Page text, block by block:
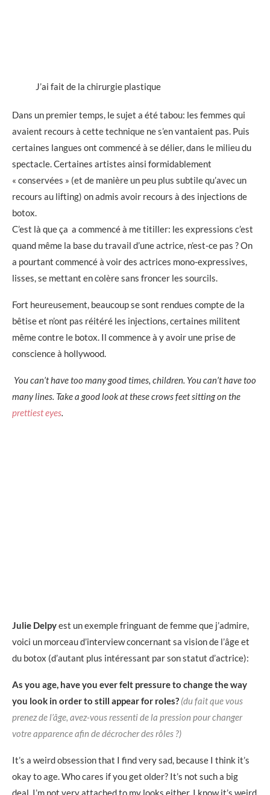
J’ai fait de la chirurgie plastique
Dans un premier temps, le sujet a été tabou: les femmes qui
avaient recours à cette technique ne s’en vantaient pas. Puis
certaines langues ont commencé à se délier, dans le milieu du
spectacle. Certaines artistes ainsi formidablement
« conservées » (et de manière un peu plus subtile qu’avec un
recours au lifting) on admis avoir recours à des injections de
botox.
C’est là que ça a commencé à me titiller: les expressions c’est
quand même la base du travail d’une actrice, n’est-ce pas ? On
a pourtant commencé à voir des actrices mono-expressives,
lisses, se mettant en colère sans froncer les sourcils.
Fort heureusement, beaucoup se sont rendues compte de la
bêtise et n’ont pas réitéré les injections, certaines militent
même contre le botox. Il commence à y avoir une prise de
conscience à hollywood.
You can’t have too many good times, children. You can’t have too
many lines. Take a good look at these crows feet sitting on the
prettiest eyes.
Julie Delpyest un exemple fringuant de femme que j’admire,
voici un morceau d’interview concernant sa vision de l’âge et
du botox (d’autant plus intéressant par son statut d’actrice):
As you age, have you ever felt pressure to change the way
you look in order to still appear for roles? (du fait que vous
prenez de l’âge, avez-vous ressenti de la pression pour changer
votre apparence afin de décrocher des rôles ?)
It’s a weird obsession that I find very sad, because I think it’s
okay to age. Who cares if you get older? It’s not such a big
deal. I’m not very attached to my looks either. I know it’s weird